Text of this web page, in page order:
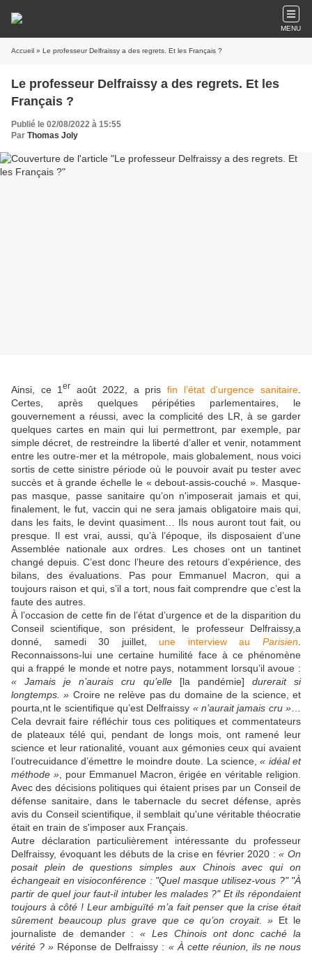
MENU
Accueil » Le professeur Delfraissy a des regrets. Et les Français ?
Le professeur Delfraissy a des regrets. Et les
Français ?
Publié le 02/08/2022 à 15:55
Par Thomas Joly
Ainsi, ce 1er août 2022, a pris fin l’état d’urgence sanitaire
Certes, après quelques péripéties parlementaires, le
gouvernement a réussi, avec la complicité des LR, à se garder
quelques cartes en main qui lui permettront, par exemple, par
simple décret, de restreindre la liberté d’aller et venir, notamment
entre les outre-mer et la métropole, mais globalement, nous voici
sortis de cette sinistre période où le pouvoir avait pu tester avec
succès et à grande échelle le « debout-assis-couché ». Masque-
pas masque, passe sanitaire qu’on n'imposerait jamais et qui,
finalement, le fut, vaccin qui ne sera jamais obligatoire mais qui,
dans les faits, le devint quasiment… Ils nous auront tout fait, ou
presque. Il est vrai, aussi, qu’à l’époque, ils disposaient d’une
Assemblée nationale aux ordres. Les choses ont un tantinet
changé depuis. C’est donc l’heure des retours d’expérience, des
bilans, des évaluations. Pas pour Emmanuel Macron, qui a
toujours raison et qui, s’il a tort, nous fait comprendre que c’est la
faute des autres.
À l’occasion de cette fin de l’état d’urgence et de la disparition du
Conseil scientifique, son président, le professeur Delfraissy,a
donné, samedi 30 juillet,une interview auParisien
Reconnaissons-lui une certaine humilité face à ce phénomène
qui a frappé le monde et notre pays, notamment lorsqu’il avoue :
« Jamais je n’aurais cru qu’elle[la pandémie] durerait si
longtemps. » Croire ne relève pas du domaine de la science, et
pourta,nt le scientifique qu’est Delfraissy « n’aurait jamais cru »
Cela devrait faire réfléchir tous ces politiques et commentateurs
de plateaux télé qui, pendant de longs mois, ont ramené leur
science et leur rationalité, vouant aux gémonies ceux qui avaient
l’outrecuidance d’émettre le moindre doute. La science,« idéal et
méthode », pour Emmanuel Macron, érigée en véritable religion.
Avec des décisions politiques qui étaient prises par un Conseil de
défense sanitaire, dans le tabernacle du secret défense, après
avis du Conseil scientifique, il semblait qu'une véritable théocratie
était en train de s'imposer aux Français.
Autre déclaration particulièrement intéressante du professeur
Delfraissy, évoquant les débuts de la crise en février 2020 :« On
posait plein de questions simples aux Chinois avec qui on
échangeait en visioconférence : "Quel masque utilisez-vous ?" "À
partir de quel jour faut-il intuber les malades ?" Et ils répondaient
toujours à côté ! Leur ambiguïté m’a fait penser que la crise était
sûrement beaucoup plus grave que ce qu’on croyait. » Et le
journaliste de demander :« Les Chinois ont donc caché la
vérité ? » Réponse de Delfraissy : « À cette réunion, ils ne nous